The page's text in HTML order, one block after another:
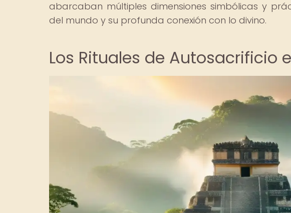
abarcaban múltiples dimensiones simbólicas y
del mundo y su profunda conexión con lo divino.
Los Rituales de Autosacrificio